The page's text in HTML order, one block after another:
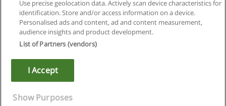
Privacidade de dados
Entrar em contato com Educaedu
Copyright © Educaedu Business S.L. - CIF : B-95610580: -
Use precise geolocation data. Actively scan device characteristics for
identification. Store and/or access information on a device.
Personalised ads and content, ad and content measurement,
audience insights and product development.
List of Partners (vendors)
I Accept
Show Purposes